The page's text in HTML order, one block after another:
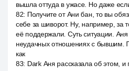
вышла оттуда в ужасе. Но даже
82: Получите от Ани бан, то вы
себе за шиворот. Ну, например, за
её поддержали. Суть ситуации.
неудачных отношениях с бывшим.
как
83: Dark Аня рассказала об этом,